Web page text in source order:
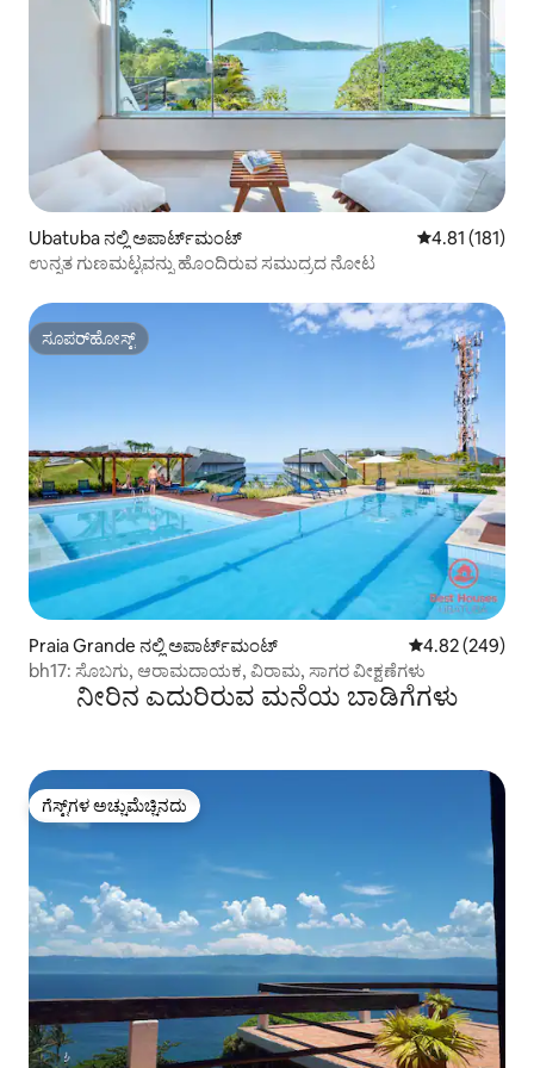
Ubatuba ನಲ್ಲಿ ಅಪಾರ್ಟ್‌ಮಂಟ್ 5 ರಲ್ಲಿ 4.81
4.81 (181)
ಉನ್ನತ ಗುಣಮಟ್ಟವನ್ನು ಹೊಂದಿರುವ ಸಮುದ್ರದ ನೋಟ
ಸೂಪರ್‌ಹೋಸ್ಟ್
ಸೂಪರ್‌ಹೋಸ್ಟ್
Praia Grande ನಲ್ಲಿ ಅಪಾರ್ಟ್‌ಮಂಟ್ 5 ರಲ್ಲಿ 4.82
4.82 (249)
bh17: ಸೊಬಗು, ಆರಾಮದಾಯಕ, ವಿರಾಮ, ಸಾಗರ ವೀಕ್ಷಣೆಗಳು
ನೀರಿನ ಎದುರಿರುವ ಮನೆಯ ಬಾಡಿಗೆಗಳು
ಗೆಸ್ಟ್‌ಗಳ ಅಚ್ಚುಮೆಚ್ಚಿನದು
ಗೆಸ್ಟ್‌ಗಳ ಅಚ್ಚುಮೆಚ್ಚಿನದು